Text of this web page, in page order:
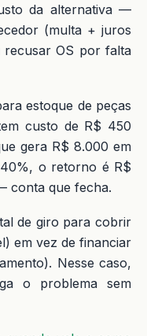
da alternativa —
(multa + juros
OS por falta
estoque de peças
custo de R$ 450
gera R$ 8.000 em
o retorno é R$
conta que fecha.
de giro para cobrir
em vez de financiar
Nesse caso,
o problema sem